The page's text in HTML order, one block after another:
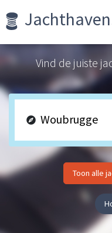
Vind de juiste
Toon alle